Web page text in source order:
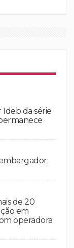
Ideb da série
de 20
em
operadora